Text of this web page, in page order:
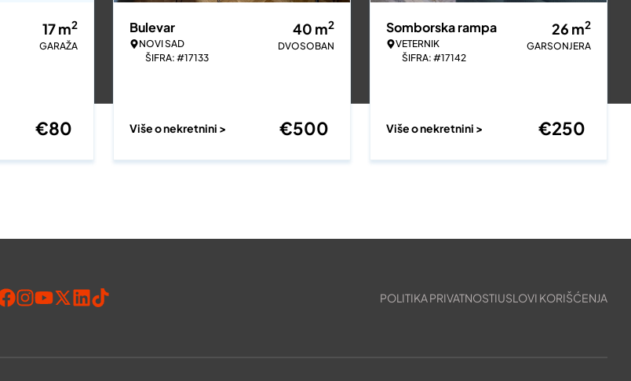
17m2
GARAŽA
€80
Bulevar
NOVI SAD
ŠIFRA: #17133
40 m2
DVOSOBAN
Više o nekretnini > €500
Somborska rampa
VETERNIK
ŠIFRA: #17142
26 m2
GARSONJERA
Više o nekretnini > €250
POLITIKA PRIVATNOSTIUSLOVI KORIŠĆENJA